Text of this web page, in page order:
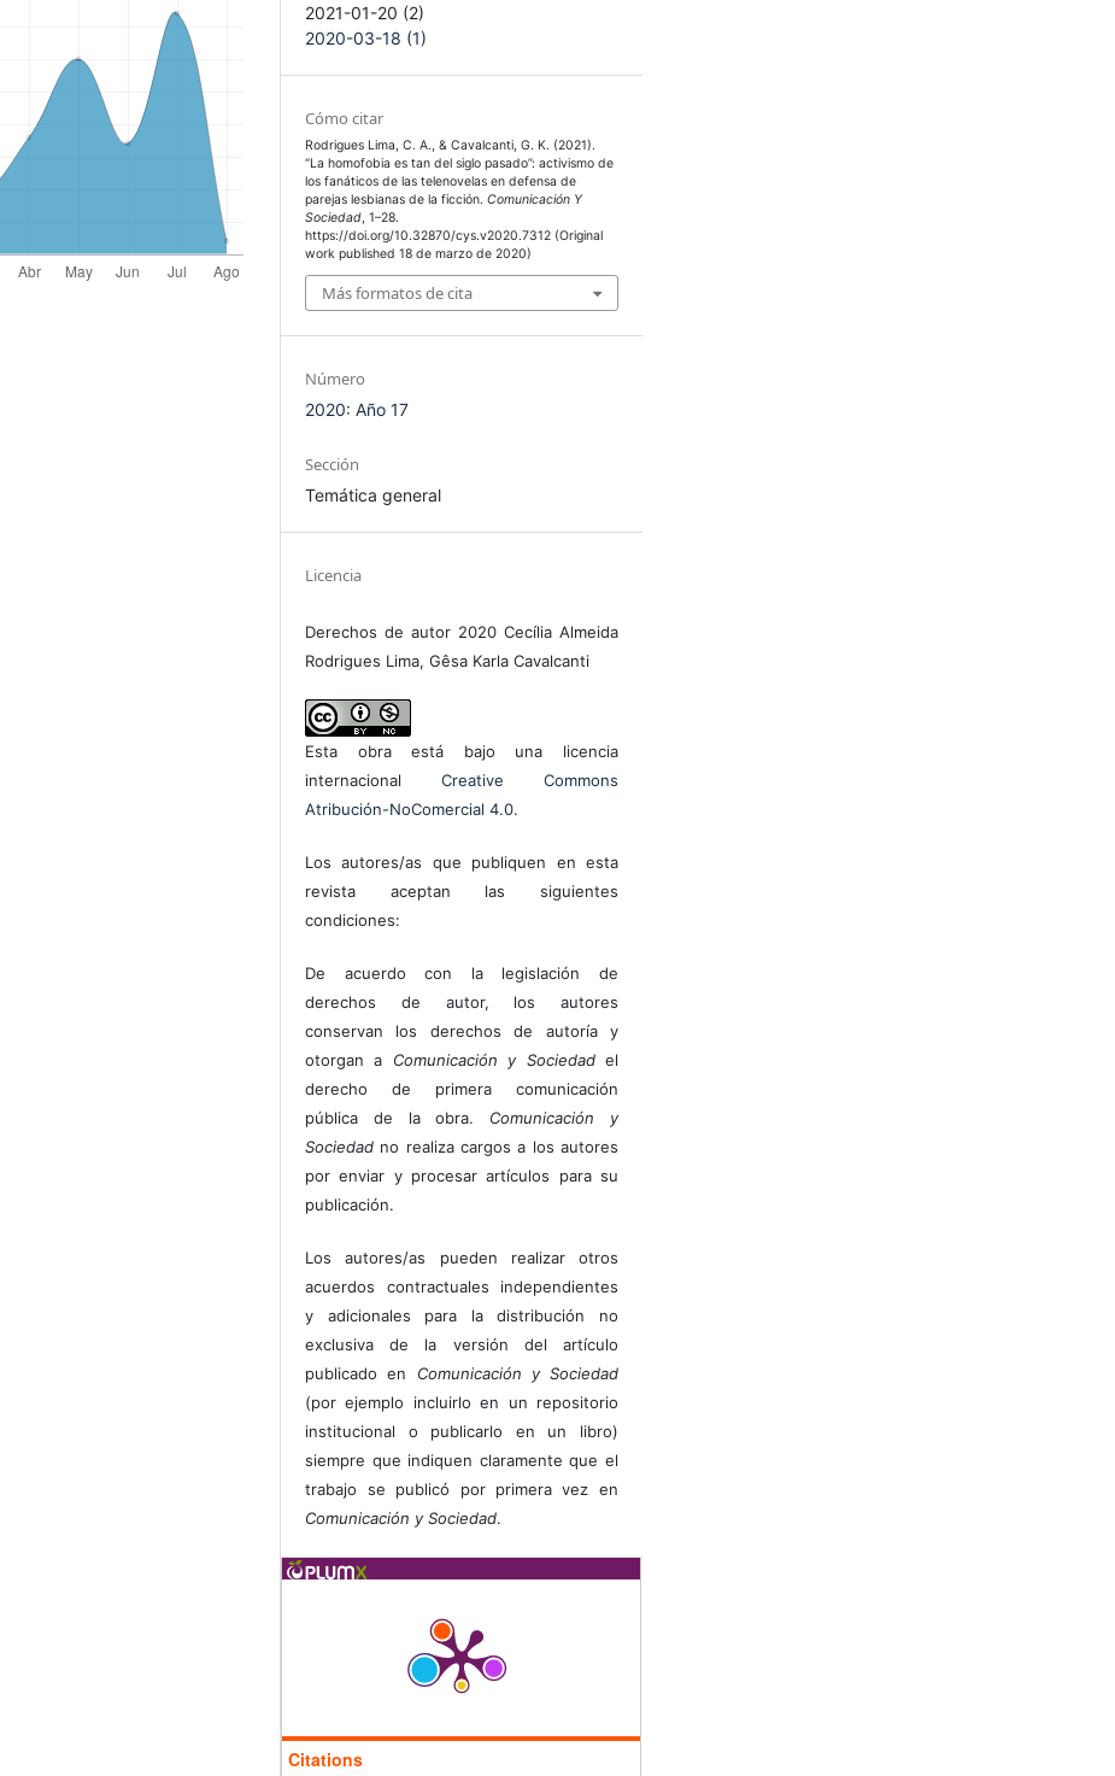
2021-01-20 (2)
2020-03-18 (1)
Cómo citar
Rodrigues Lima, C. A., & Cavalcanti, G. K. (2021).
“La homofobia es tan del siglo pasado”: activismo de
los fanáticos de las telenovelas en defensa de
parejas lesbianas de la ficción.Comunicación Y
Sociedad, 1–28.
https://doi.org/10.32870/cys.v2020.7312 (Original
work published 18 de marzo de 2020)
Más formatos de cita
Número
2020: Año 17
Sección
Temática general
Licencia
Derechos de autor 2020 Cecília Almeida
Rodrigues Lima, Gêsa Karla Cavalcanti
Esta obra está bajo una licencia
internacional Creative Commons
Atribución-NoComercial 4.0.
Los autores/as que publiquen en esta
revista aceptan las siguientes
condiciones:
De acuerdo con la legislación de
derechos de autor, los autores
conservan los derechos de autoría y
otorgan a Comunicación y Sociedadel
derecho de primera comunicación
pública de la obra. Comunicación y
Sociedad no realiza cargos a los autores
por enviar y procesar artículos para su
publicación.
Los autores/as pueden realizar otros
acuerdos contractuales independientes
y adicionales para la distribución no
exclusiva de la versión del artículo
publicado en Comunicación y Sociedad
(por ejemplo incluirlo en un repositorio
institucional o publicarlo en un libro)
siempre que indiquen claramente que el
trabajo se publicó por primera vez en
Comunicación y Sociedad.
Citations